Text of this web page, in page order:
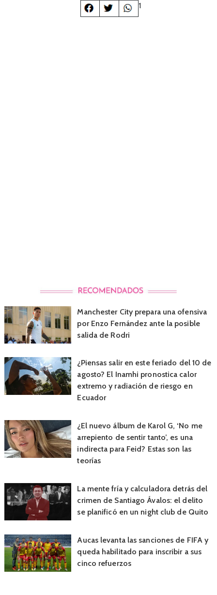
1
Manchester City prepara una ofensiva
por Enzo Fernández ante la posible
salida de Rodri
¿Piensas salir en este feriado del 10 de
agosto? El Inamhi pronostica calor
extremo y radiación de riesgo en
Ecuador
¿El nuevo álbum de Karol G, ‘No me
arrepiento de sentir tanto’, es una
indirecta para Feid? Estas son las
teorías
La mente fría y calculadora detrás del
crimen de Santiago Ávalos: el delito
se planificó en un night club de Quito
Aucas levanta las sanciones de FIFA y
queda habilitado para inscribir a sus
cinco refuerzos